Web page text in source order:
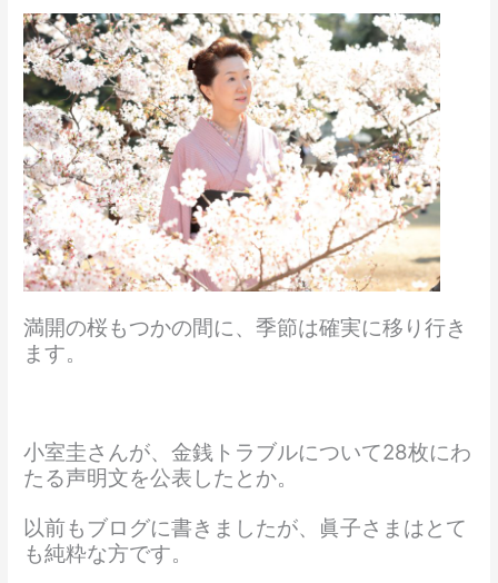
満開の桜もつかの間に、季節は確実に移り行き
ます。
小室圭さんが、金銭トラブルについて28枚にわ
たる声明文を公表したとか。
以前もブログに書きましたが、眞子さまはとて
も純粋な方です。